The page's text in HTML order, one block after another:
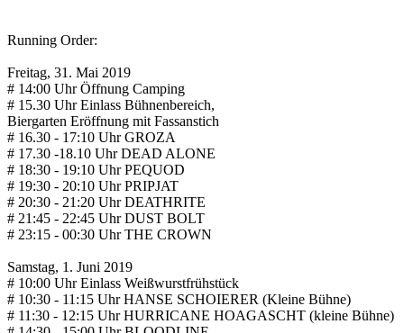
Running Order:
Freitag, 31. Mai 2019
# 14:00 Uhr Öffnung Camping
# 15.30 Uhr Einlass Bühnenbereich,
Biergarten Eröffnung mit Fassanstich
# 16.30 - 17:10 Uhr GROZA
# 17.30 -18.10 Uhr DEAD ALONE
# 18:30 - 19:10 Uhr PEQUOD
# 19:30 - 20:10 Uhr PRIPJAT
# 20:30 - 21:20 Uhr DEATHRITE
# 21:45 - 22:45 Uhr DUST BOLT
# 23:15 - 00:30 Uhr THE CROWN
Samstag, 1. Juni 2019
# 10:00 Uhr Einlass Weißwurstfrühstück
# 10:30 - 11:15 Uhr HANSE SCHOIERER (Kleine Bühne)
# 11:30 - 12:15 Uhr HURRICANE HOAGASCHT (kleine Bühne)